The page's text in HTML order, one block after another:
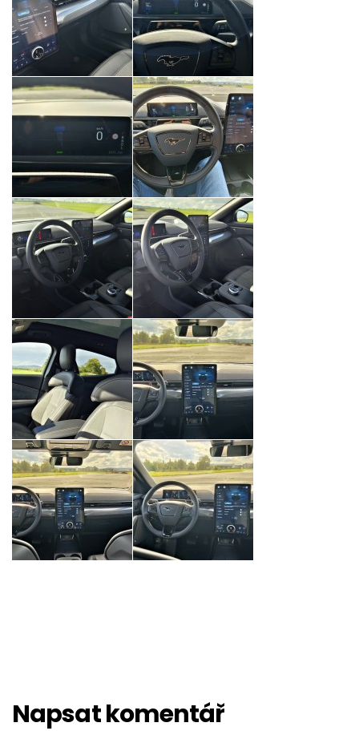
Napsat komentář